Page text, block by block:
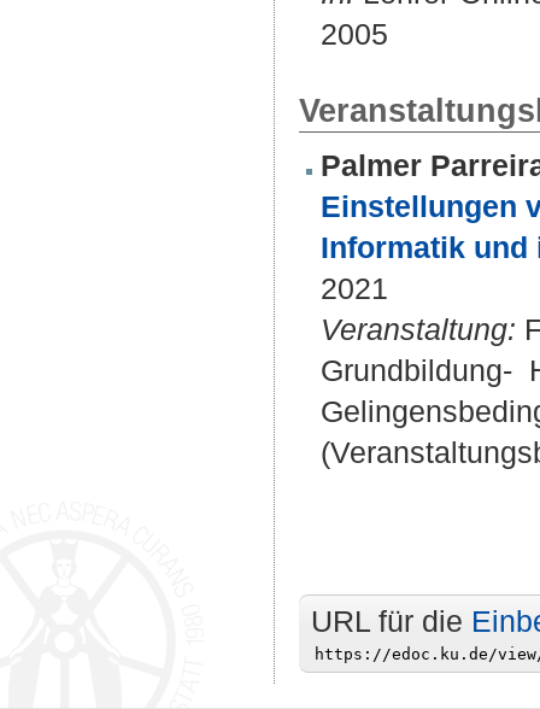
2005
Palmer
Einstellungen
Informatik
2021
Veranstaltung:
Grundbildung-
URL für die